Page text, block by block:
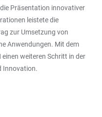
Präsentation innovativer
leistete die
zur Umsetzung von
Anwendungen. Mit dem
einen weiteren Schritt in der
Innovation.